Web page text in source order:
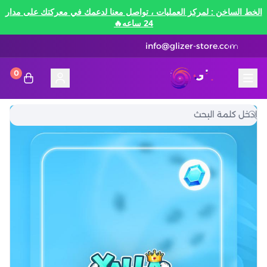
الخط الساخن : لمركز العمليات ، تواصل معنا لدعمك في معركتك على مدار
24 ساعه🔥
info@glizer-store.com
قلايزر ستور | Glizer Store
تقسيط
تقسيط
تقسيط سوا بلاي
منصات الألعاب
منصات الألعاب
هونكاي امباكت Honkai Impact
متاجر رقمية
متاجر رقمية
الاتصالات والبيانات
الاتصالات والبيانات
0